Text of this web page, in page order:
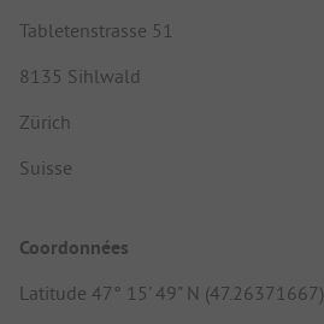
Tabletenstrasse 51
8135 Sihlwald
Zürich
Suisse
Coordonnées
Latitude 47° 15' 49" N (47.26371667)